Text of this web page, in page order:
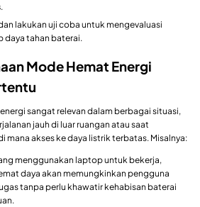
.
lakukan uji coba untuk mengevaluasi
daya tahan baterai.
Mode Hemat Energi
sangat relevan dalam berbagai situasi,
jauh di luar ruangan atau saat
mana akses ke daya listrik terbatas. Misalnya:
menggunakan laptop untuk bekerja,
daya akan memungkinkan pengguna
tanpa perlu khawatir kehabisan baterai